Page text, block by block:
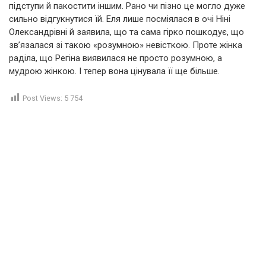
підступи й пакостити іншим. Рано чи пізно це могло дуже
сильно відгукнутися їй. Еля лише посміялася в очі Ніні
Олександрівні й заявила, що та сама гірко пошкодує, що
зв’язалася зі такою «розумною» невісткою. Проте жінка
раділа, що Регіна виявилася не просто розумною, а
мудрою жінкою. І тепер вона цінувала її ще більше.
Post Views: 5 754